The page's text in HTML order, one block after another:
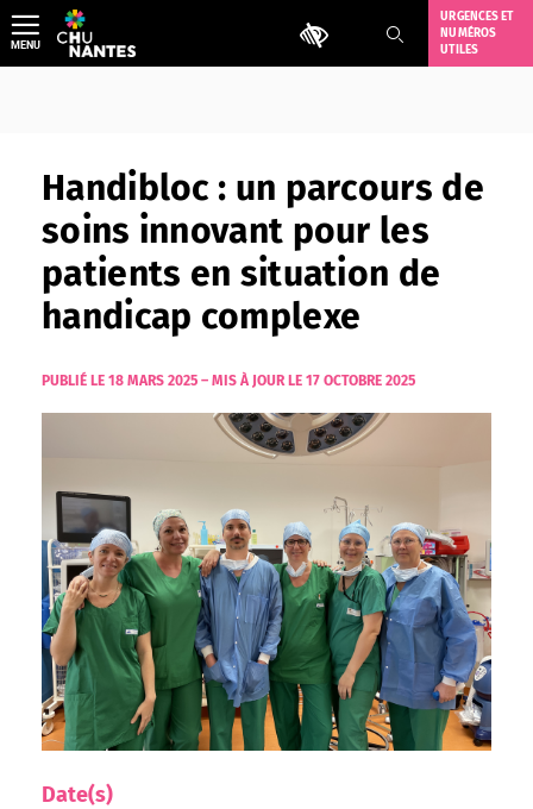
Aller
au
contenu
Outils d'accessibilité
URGENCES ET
NUMÉROS
UTILES
MENU
Handibloc : un parcours de
soins innovant pour les
patients en situation de
handicap complexe
PUBLIÉ LE 18 MARS 2025 – MIS À JOUR LE 17 OCTOBRE 2025
Date(s)